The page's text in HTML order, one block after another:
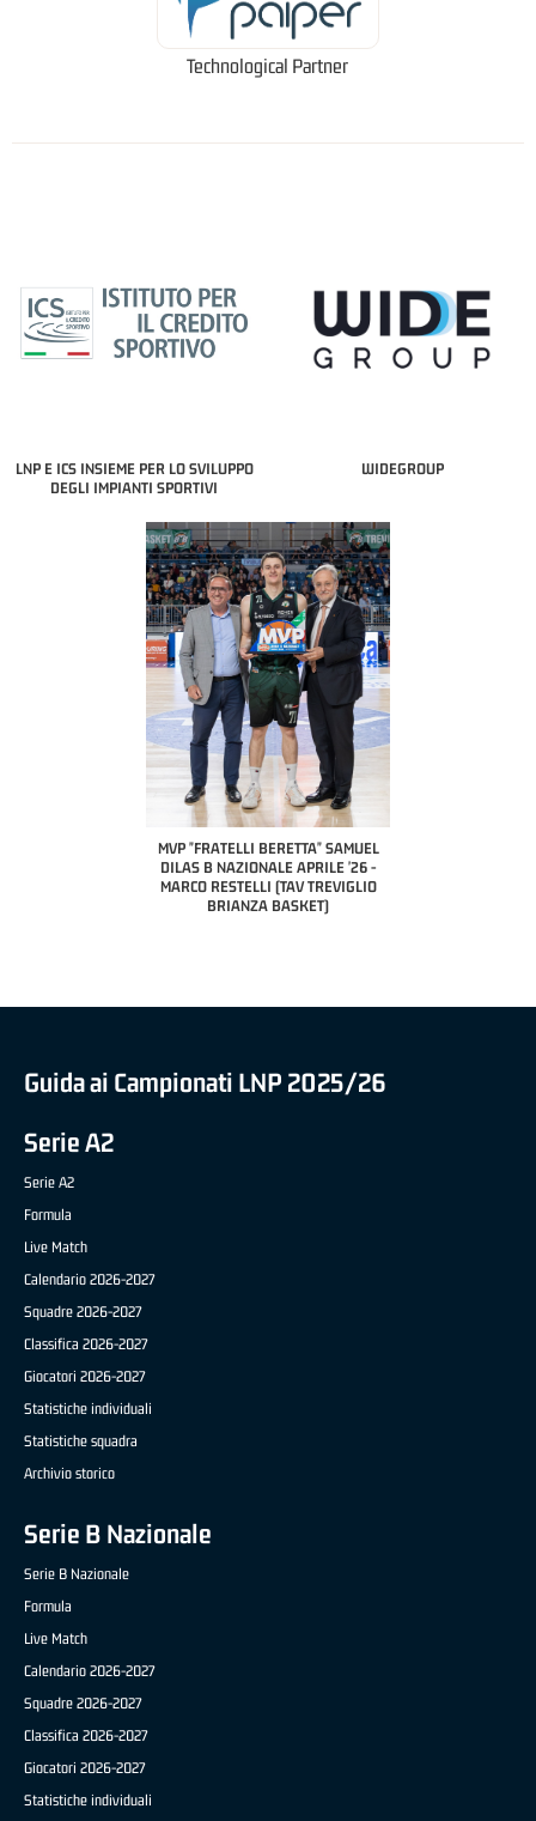
Technological Partner
LNP E ICS INSIEME PER LO SVILUPPO
DEGLI IMPIANTI SPORTIVI
WIDEGROUP
MVP "FRATELLI BERETTA" SAMUEL
DILAS B NAZIONALE APRILE '26 -
MARCO RESTELLI (TAV TREVIGLIO
BRIANZA BASKET)
Guida ai Campionati LNP 2025/26
Serie A2
Serie A2
Formula
Live Match
Calendario 2026-2027
Squadre 2026-2027
Classifica 2026-2027
Giocatori 2026-2027
Statistiche individuali
Statistiche squadra
Archivio storico
Serie B Nazionale
Serie B Nazionale
Formula
Live Match
Calendario 2026-2027
Squadre 2026-2027
Classifica 2026-2027
Giocatori 2026-2027
Statistiche individuali